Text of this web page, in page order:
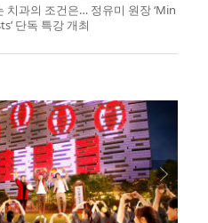
치과의 조건은… 정유미 원장 ‘Min
단독 특강 개최